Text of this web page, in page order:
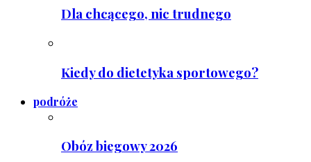
Dla chcącego, nic trudnego
Kiedy do dietetyka sportowego?
podróże
Obóz biegowy 2026